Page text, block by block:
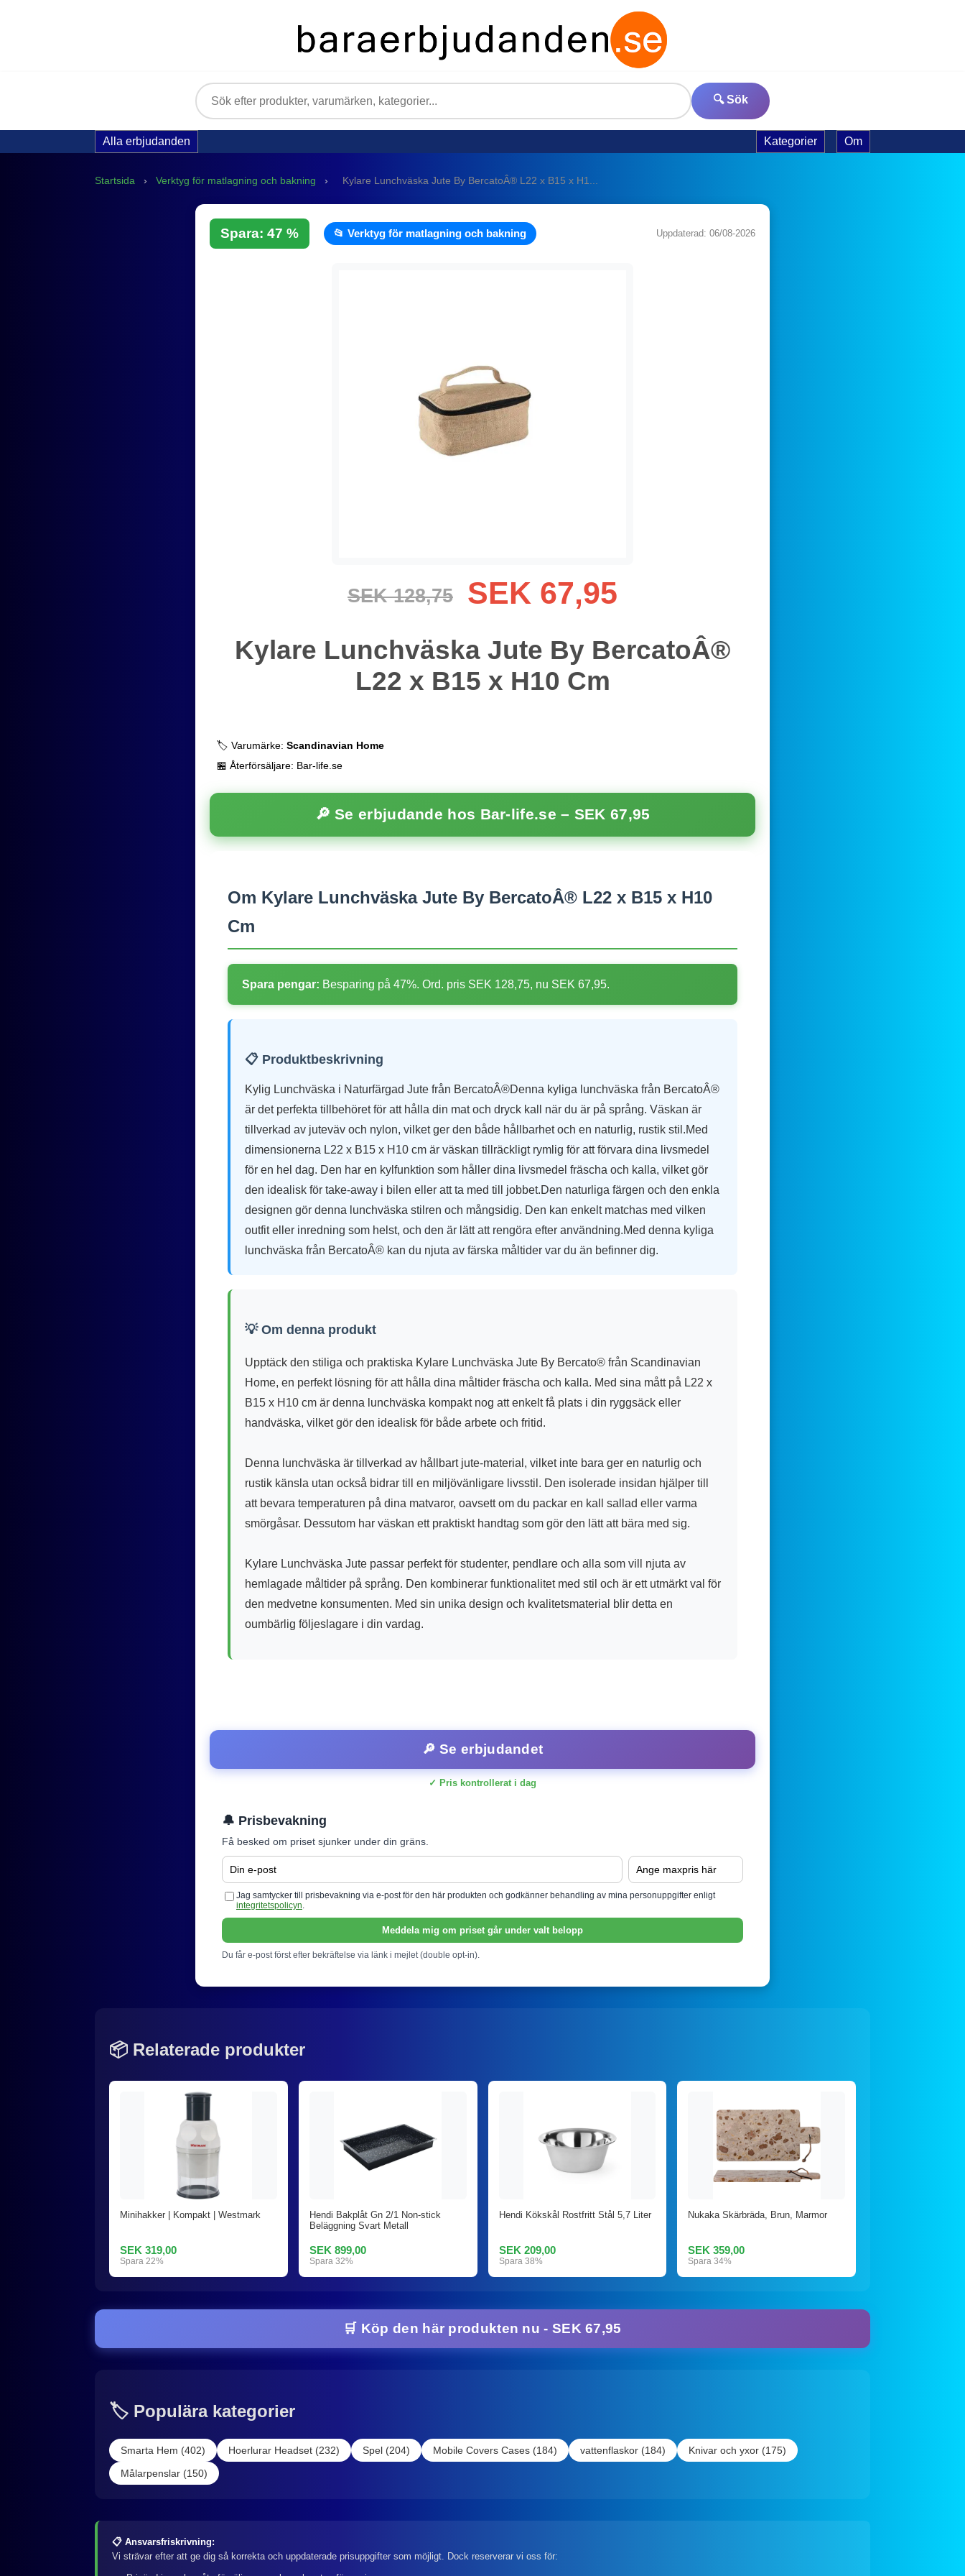
🔍 Sök
Alla erbjudanden Kategorier Om
Startsida › Verktyg för matlagning och bakning › Kylare Lunchväska Jute By BercatoÂ® L22 x B15 x H1...
Spara: 47 % 📂 Verktyg för matlagning och bakning Uppdaterad: 06/08-2026
SEK 128,75 SEK 67,95
Kylare Lunchväska Jute By BercatoÂ®
L22 x B15 x H10 Cm
🏷️ Varumärke: Scandinavian Home
🏪 Återförsäljare: Bar-life.se
🔎 Se erbjudande hos Bar-life.se – SEK 67,95
Om Kylare Lunchväska Jute By BercatoÂ® L22 x B15 x H10
Cm
Spara pengar: Besparing på 47%. Ord. pris SEK 128,75, nu SEK 67,95.
📋 Produktbeskrivning
Kylig Lunchväska i Naturfärgad Jute från BercatoÂ®Denna kyliga lunchväska från BercatoÂ®
är det perfekta tillbehöret för att hålla din mat och dryck kall när du är på språng. Väskan är
tillverkad av juteväv och nylon, vilket ger den både hållbarhet och en naturlig, rustik stil.Med
dimensionerna L22 x B15 x H10 cm är väskan tillräckligt rymlig för att förvara dina livsmedel
för en hel dag. Den har en kylfunktion som håller dina livsmedel fräscha och kalla, vilket gör
den idealisk för take-away i bilen eller att ta med till jobbet.Den naturliga färgen och den enkla
designen gör denna lunchväska stilren och mångsidig. Den kan enkelt matchas med vilken
outfit eller inredning som helst, och den är lätt att rengöra efter användning.Med denna kyliga
lunchväska från BercatoÂ® kan du njuta av färska måltider var du än befinner dig.
💡 Om denna produkt
Upptäck den stiliga och praktiska Kylare Lunchväska Jute By Bercato® från Scandinavian
Home, en perfekt lösning för att hålla dina måltider fräscha och kalla. Med sina mått på L22 x
B15 x H10 cm är denna lunchväska kompakt nog att enkelt få plats i din ryggsäck eller
handväska, vilket gör den idealisk för både arbete och fritid.
Denna lunchväska är tillverkad av hållbart jute-material, vilket inte bara ger en naturlig och
rustik känsla utan också bidrar till en miljövänligare livsstil. Den isolerade insidan hjälper till
att bevara temperaturen på dina matvaror, oavsett om du packar en kall sallad eller varma
smörgåsar. Dessutom har väskan ett praktiskt handtag som gör den lätt att bära med sig.
Kylare Lunchväska Jute passar perfekt för studenter, pendlare och alla som vill njuta av
hemlagade måltider på språng. Den kombinerar funktionalitet med stil och är ett utmärkt val för
den medvetne konsumenten. Med sin unika design och kvalitetsmaterial blir detta en
oumbärlig följeslagare i din vardag.
🔎 Se erbjudandet
✓ Pris kontrollerat i dag
🔔 Prisbevakning
Få besked om priset sjunker under din gräns.
Jag samtycker till prisbevakning via e-post för den här produkten och godkänner behandling av mina personuppgifter enligt
integritetspolicyn.
Meddela mig om priset går under valt belopp
Du får e-post först efter bekräftelse via länk i mejlet (double opt-in).
📦 Relaterade produkter
Minihakker | Kompakt | Westmark
SEK 319,00
Spara 22%
Hendi Bakplåt Gn 2/1 Non-stick
Beläggning Svart Metall
SEK 899,00
Spara 32%
Hendi Kökskål Rostfritt Stål 5,7 Liter
SEK 209,00
Spara 38%
Nukaka Skärbräda, Brun, Marmor
SEK 359,00
Spara 34%
🛒 Köp den här produkten nu - SEK 67,95
🏷️ Populära kategorier
Smarta Hem (402) Hoerlurar Headset (232) Spel (204) Mobile Covers Cases (184) vattenflaskor (184)
Knivar och yxor (175)
Målarpenslar (150)
📋 Ansvarsfriskrivning:
Vi strävar efter att ge dig så korrekta och uppdaterade prisuppgifter som möjligt. Dock reserverar vi oss för: